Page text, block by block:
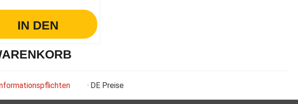
IN DEN
DE Preise